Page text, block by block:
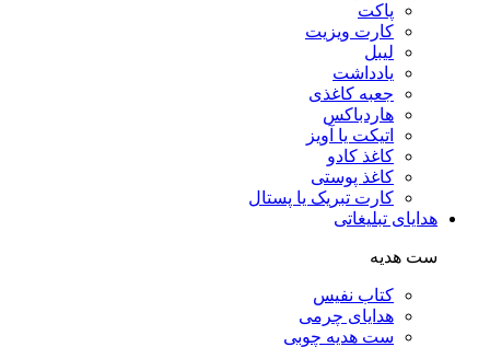
پاکت
کارت ویزیت
لیبل
یادداشت
جعبه کاغذی
هاردباکس
اتیکت یا آویز
کاغذ کادو
کاغذ پوستی
کارت تبریک یا پستال
هدایای تبلیغاتی
ست هدیه
کتاب نفیس
هدایای چرمی
ست هدیه چوبی